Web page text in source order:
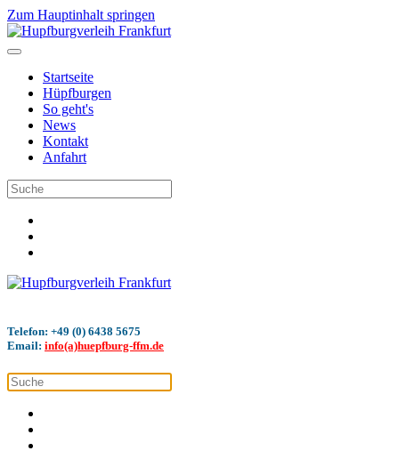
Zum Hauptinhalt springen
Startseite
Hüpfburgen
So geht's
News
Kontakt
Anfahrt
Telefon: +49 (0) 6438 5675
Email: info(a)huepfburg-ffm.de